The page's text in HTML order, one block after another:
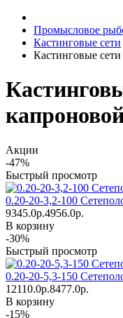
Промысловое
Кастинговые сети
Кастинговые
Акции
-47%
Быстрый просмотр
0.20-20-3,2-100
9345.0р.4956.0р.
В корзину
-30%
Быстрый просмотр
0.20-20-5,3-150
12110.0р.8477.0р.
В корзину
-15%